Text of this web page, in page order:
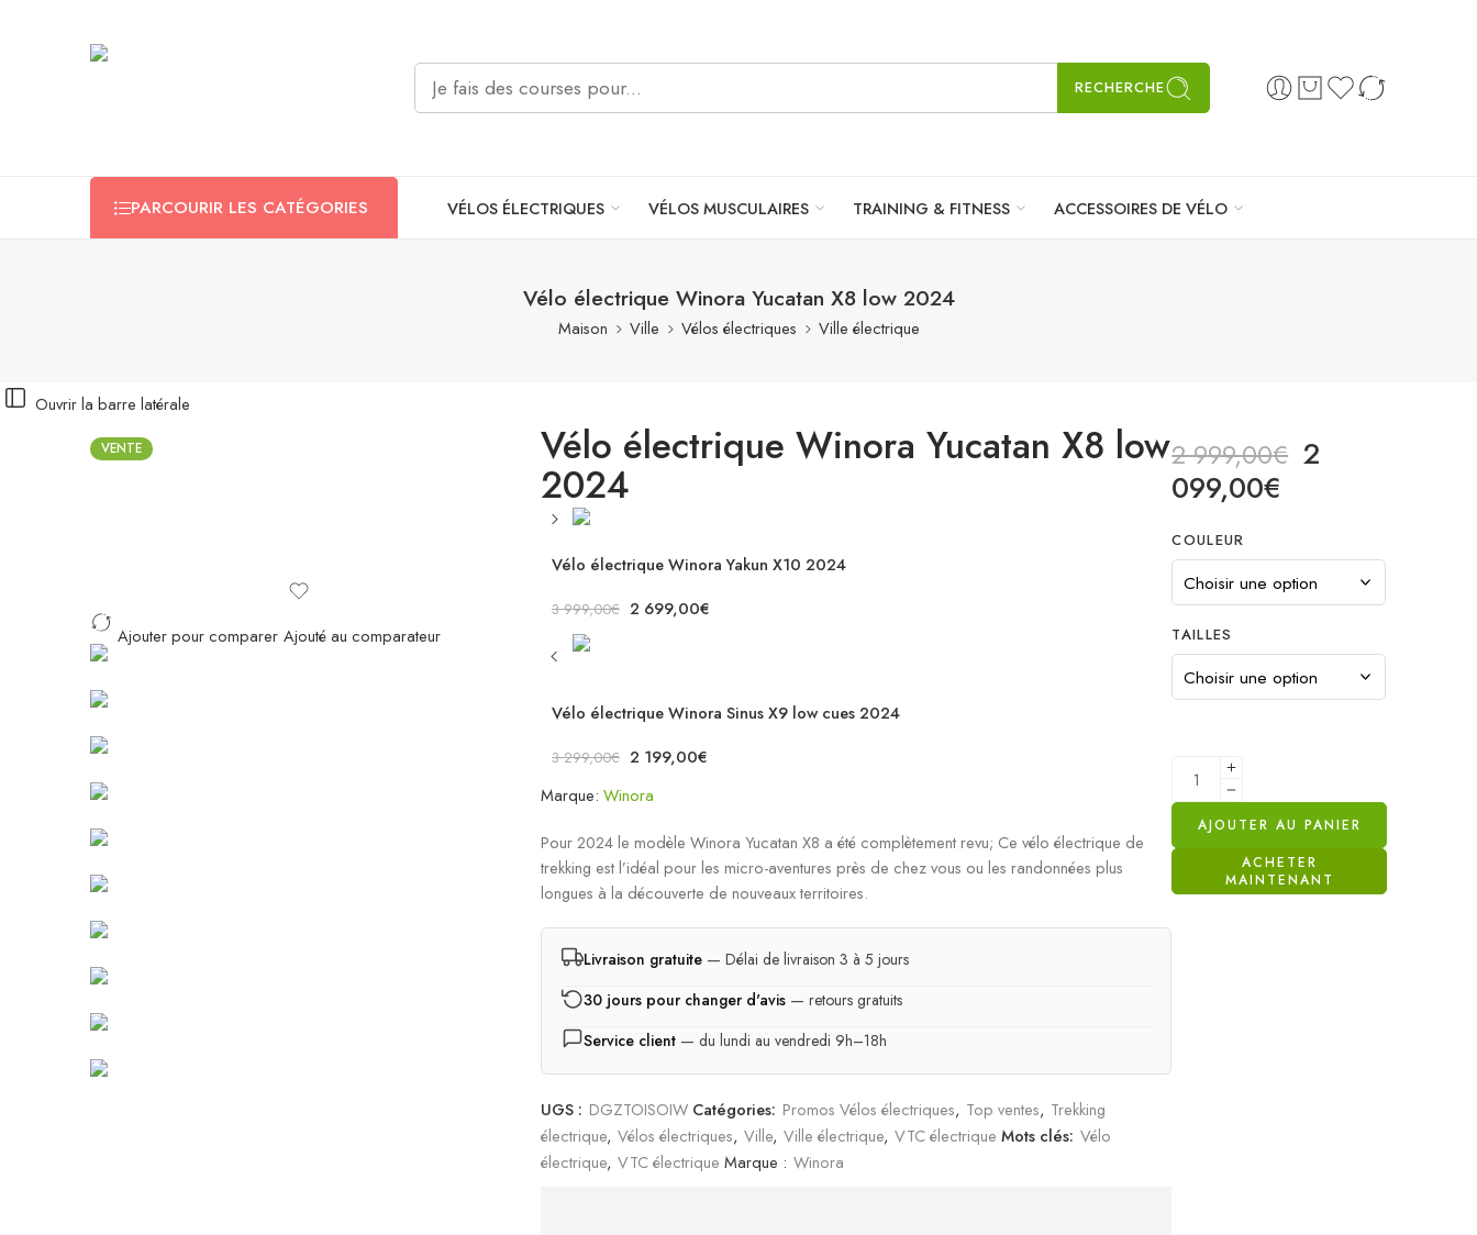
RECHERCHE
PARCOURIR LES CATÉGORIES VÉLOS ÉLECTRIQUES VÉLOS MUSCULAIRES TRAINING & FITNESS ACCESSOIRES DE VÉLO
Vélo électrique Winora Yucatan X8 low 2024
Maison Ville Vélos électriques Ville électrique
Ouvrir la barre latérale
VENTE
Ajouter pour comparer Ajouté au comparateur
Vélo électrique Winora Yucatan X8 low
2024
Vélo électrique Winora Yakun X10 2024
3 999,00€ 2 699,00€
Vélo électrique Winora Sinus X9 low cues 2024
3 299,00€ 2 199,00€
Marque: Winora
Pour 2024 le modèle Winora Yucatan X8 a été complètement revu; Ce vélo électrique de
trekking est l’idéal pour les micro-aventures près de chez vous ou les randonnées plus
longues à la découverte de nouveaux territoires.
Livraison gratuite — Délai de livraison 3 à 5 jours
30 jours pour changer d'avis — retours gratuits
Service client — du lundi au vendredi 9h–18h
UGS : DGZTOISOIW Catégories: Promos Vélos électriques, Top ventes, Trekking
électrique, Vélos électriques, Ville, Ville électrique, VTC électrique Mots clés: Vélo
électrique, VTC électrique Marque : Winora
2 999,00€ 2
099,00€
COULEUR
TAILLES
AJOUTER AU PANIER
ACHETER
MAINTENANT